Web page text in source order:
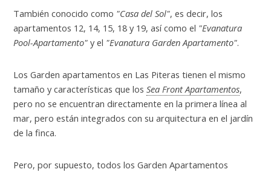
También conocido como "Casa del Sol", es decir, los
apartamentos 12, 14, 15, 18 y 19, así como el "Evanatura
Pool-Apartamento" y el "Evanatura Garden Apartamento".
Los Garden apartamentos en Las Piteras tienen el mismo
tamaño y características que los Sea Front Apartamentos,
pero no se encuentran directamente en la primera línea al
mar, pero están integrados con su arquitectura en el jardín
de la finca.
Pero, por supuesto, todos los Garden Apartamentos